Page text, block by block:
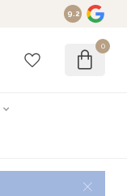
9.2
0